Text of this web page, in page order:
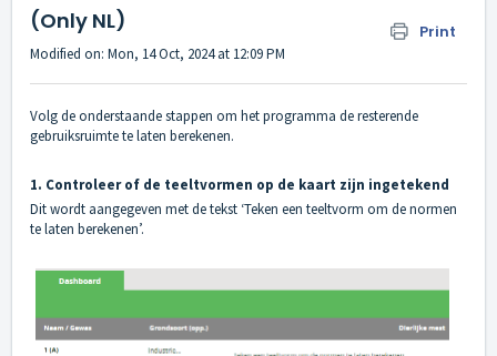
(Only NL)
Print
Modified on: Mon, 14 Oct, 2024 at 12:09 PM
Volg de onderstaande stappen om het programma de resterende
gebruiksruimte te laten berekenen.
1. Controleer of de teeltvormen op de kaart zijn ingetekend
Dit wordt aangegeven met de tekst ‘Teken een teeltvorm om de normen
te laten berekenen’.